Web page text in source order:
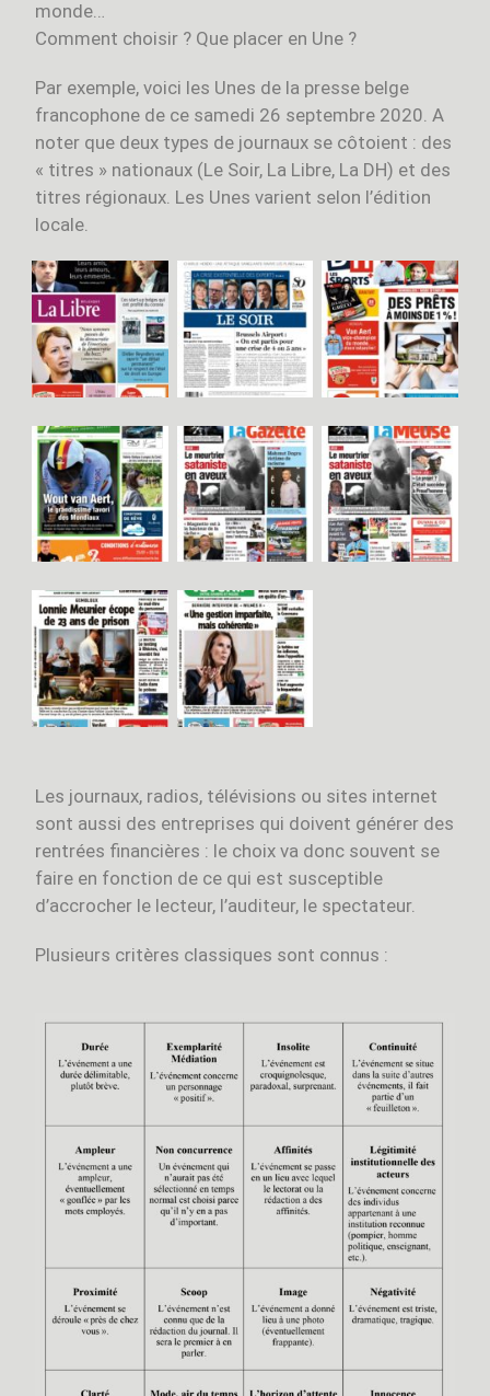
monde…
Comment choisir ? Que placer en Une ?
Par exemple, voici les Unes de la presse belge
francophone de ce samedi 26 septembre 2020. A
noter que deux types de journaux se côtoient : des
« titres » nationaux (Le Soir, La Libre, La DH) et des
titres régionaux. Les Unes varient selon l’édition
locale.
Les journaux, radios, télévisions ou sites internet
sont aussi des entreprises qui doivent générer des
rentrées financières : le choix va donc souvent se
faire en fonction de ce qui est susceptible
d’accrocher le lecteur, l’auditeur, le spectateur.
Plusieurs critères classiques sont connus :